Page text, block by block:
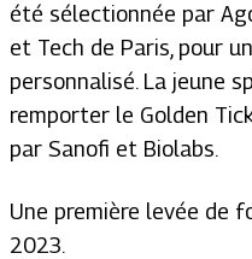
été sélectionnée par
et Tech de Paris, pour
personnalisé. La jeune
remporter le Golden
par Sanofi et Biolabs.
Une première levée de
2023.